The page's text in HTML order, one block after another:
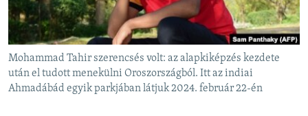
KLÍMAVÁLTOZÁS
A MÚLT TANULSÁGAI
KÖVESSEN MINKET!
Mohammad Tahir szerencsés volt: az alapkiképzés kezdete
után el tudott menekülni Oroszországból. Itt az indiai
Ahmadábád egyik parkjában látjuk 2024. február 22-én